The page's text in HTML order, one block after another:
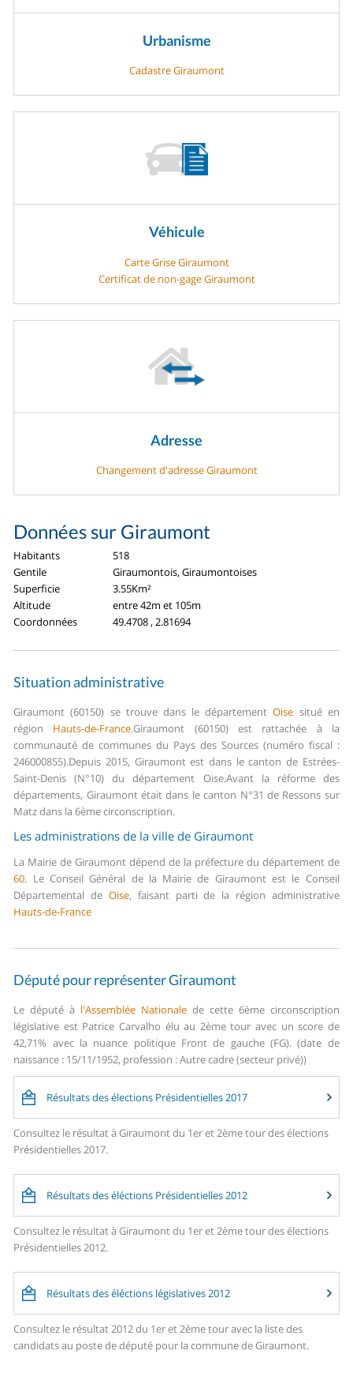
Urbanisme
Cadastre Giraumont
Véhicule
Carte Grise Giraumont
Certificat de non-gage Giraumont
Adresse
Changement d'adresse Giraumont
Données sur Giraumont
Habitants
518
Gentile
Giraumontois, Giraumontoises
Superficie
3.55Km²
Altitude
entre 42m et 105m
Coordonnées
49.4708 , 2.81694
Situation administrative
Giraumont (60150) se trouve dans le départementOise situé en
région Hauts-de-France.Giraumont (60150) est rattachée à la
communauté de communes du Pays des Sources (numéro fiscal :
246000855).Depuis 2015, Giraumont est dans le canton de Estrées-
Saint-Denis (N°10) du département Oise.Avant la réforme des
départements, Giraumont était dans le canton N°31 de Ressons sur
Matz dans la 6ème circonscription.
Les administrations de la ville de Giraumont
La Mairie de Giraumont dépend de la préfecture du département de
60. Le Conseil Général de la Mairie de Giraumont est le Conseil
Départemental de Oise, faisant parti de la région administrative
Hauts-de-France
Député pour représenter Giraumont
Le député à l'Assemblée Nationale de cette 6ème circonscription
législative est Patrice Carvalho élu au 2ème tour avec un score de
42,71% avec la nuance politique Front de gauche (FG). (date de
naissance : 15/11/1952, profession : Autre cadre (secteur privé))
Résultats des élections Présidentielles 2017
Consultez le résultat à Giraumont du 1er et 2ème tour des élections
Présidentielles 2017.
Résultats des éléctions Présidentielles 2012
Consultez le résultat à Giraumont du 1er et 2ème tour des élections
Présidentielles 2012.
Résultats des éléctions législatives 2012
Consultez le résultat 2012 du 1er et 2ème tour avec la liste des
candidats au poste de député pour la commune de Giraumont.